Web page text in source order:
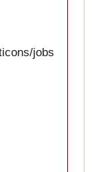
jobs